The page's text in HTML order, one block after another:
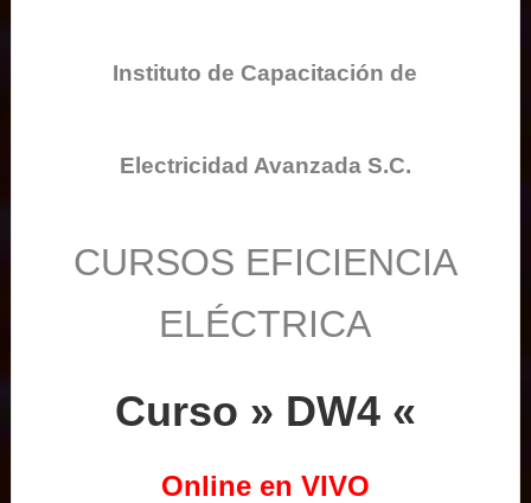
Instituto de Capacitación de
Electricidad Avanzada S.C.
CURSOS EFICIENCIA
ELÉCTRICA
Curso » DW4 «
Online en VIVO